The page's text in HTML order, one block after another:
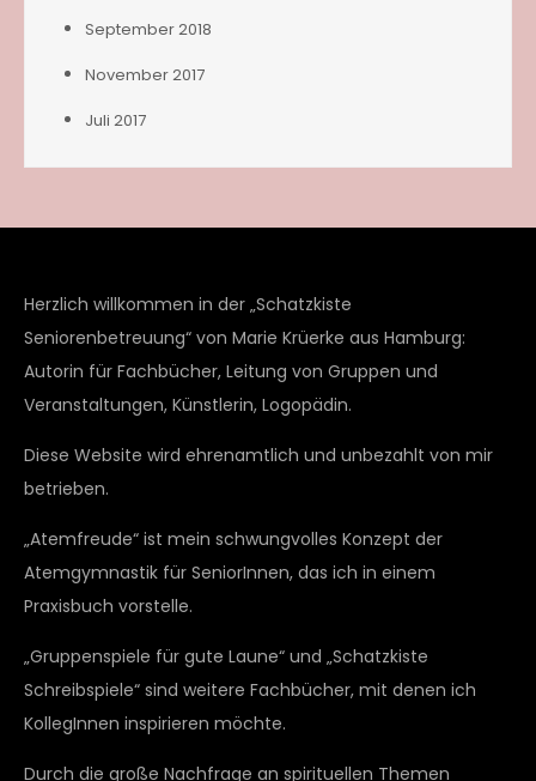
September 2018
November 2017
Juli 2017
Herzlich willkommen in der „Schatzkiste
Seniorenbetreuung“ von Marie Krüerke aus Hamburg:
Autorin für Fachbücher, Leitung von Gruppen und
Veranstaltungen, Künstlerin, Logopädin.
Diese Website wird ehrenamtlich und unbezahlt von mir
betrieben.
„Atemfreude“ ist mein schwungvolles Konzept der
Atemgymnastik für SeniorInnen, das ich in einem
Praxisbuch vorstelle.
„Gruppenspiele für gute Laune“ und „Schatzkiste
Schreibspiele“ sind weitere Fachbücher, mit denen ich
KollegInnen inspirieren möchte.
Durch die große Nachfrage an spirituellen Themen